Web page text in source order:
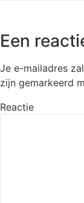
Een
Je e-mailadres
zijn gemarkeerd
Reactie